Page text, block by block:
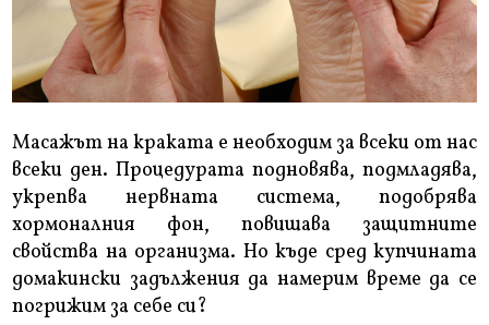
Масажът на краката е необходим за всеки от нас
всеки ден. Процедурата подновява, подмладява,
укрепва нервната система, подобрява
хормоналния фон, повишава защитните
свойства на организма. Но къде сред купчината
домакински задължения да намерим време да се
погрижим за себе си?